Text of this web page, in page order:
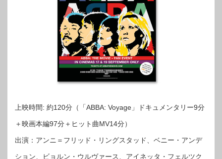
上映時間: 約120分（「ABBA: Voyage」ドキュメンタリー9分
＋映画本編97分＋ヒット曲MV14分）
出演：アンニ＝フリッド・リングスタッド、ベニー・アンデ
ション、ビョルン・ウルヴァース、アイネッタ・フェルツク